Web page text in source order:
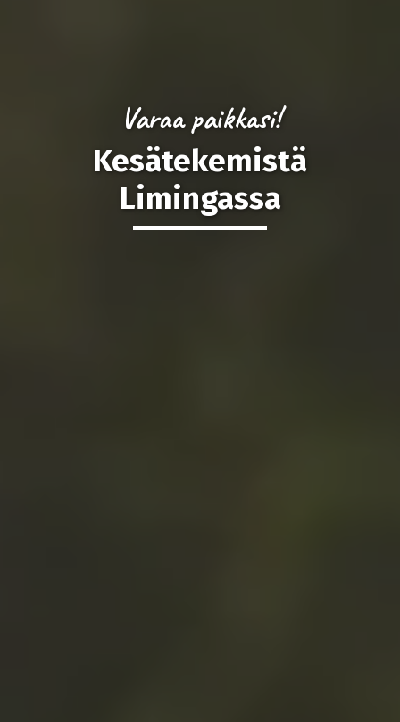
Varaa paikkasi!
Kesätekemistä
Limingassa